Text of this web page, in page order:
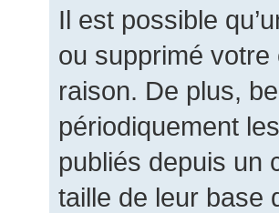
Il est possible
ou supprimé
raison. De plus,
périodiquement
publiés depuis un
taille de leur base